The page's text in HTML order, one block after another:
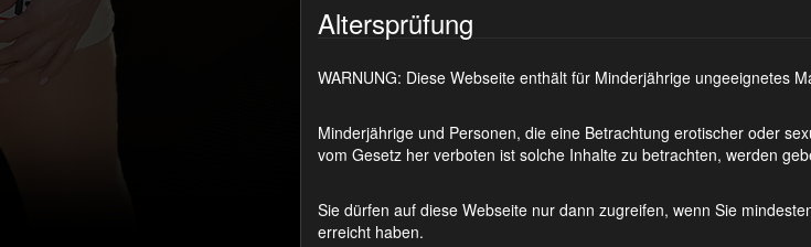
Kommentare
phil27 sagt:
super geil !
Altersprüfung
WARNUNG: Diese Webseite enthält für Minderjährige ungeeignetes
Minderjährige und Personen, die eine Betrachtung erotischer oder
vom Gesetz her verboten ist solche Inhalte zu betrachten, werden
Sie dürfen auf diese Webseite nur dann zugreifen, wenn Sie
erreicht haben.